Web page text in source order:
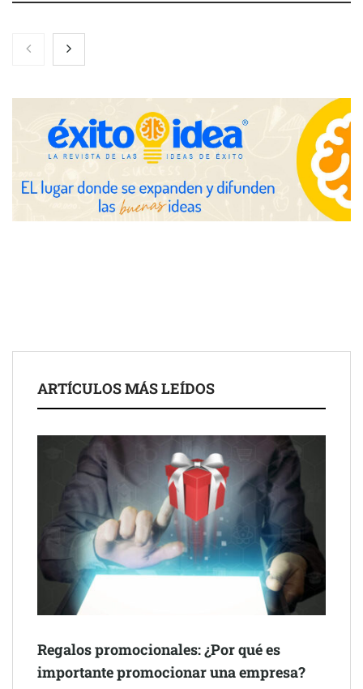
La luz roja, el nuevo aftersun, actúa en la recuperación de la piel
Eulalia Roig lanza ‘The Journal’, una revista digital mensual de
entrevistas y fotografía editorial
ARTÍCULOS MÁS LEÍDOS
Regalos promocionales: ¿Por qué es
importante promocionar una empresa?